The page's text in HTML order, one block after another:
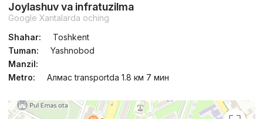
Joylashuv va infratuzilma
Google Xaritalarda oching
Shahar:
Toshkent
Tuman:
Yashnobod
Manzil:
Metro:
Алмас transportda 1.8 км 7 мин